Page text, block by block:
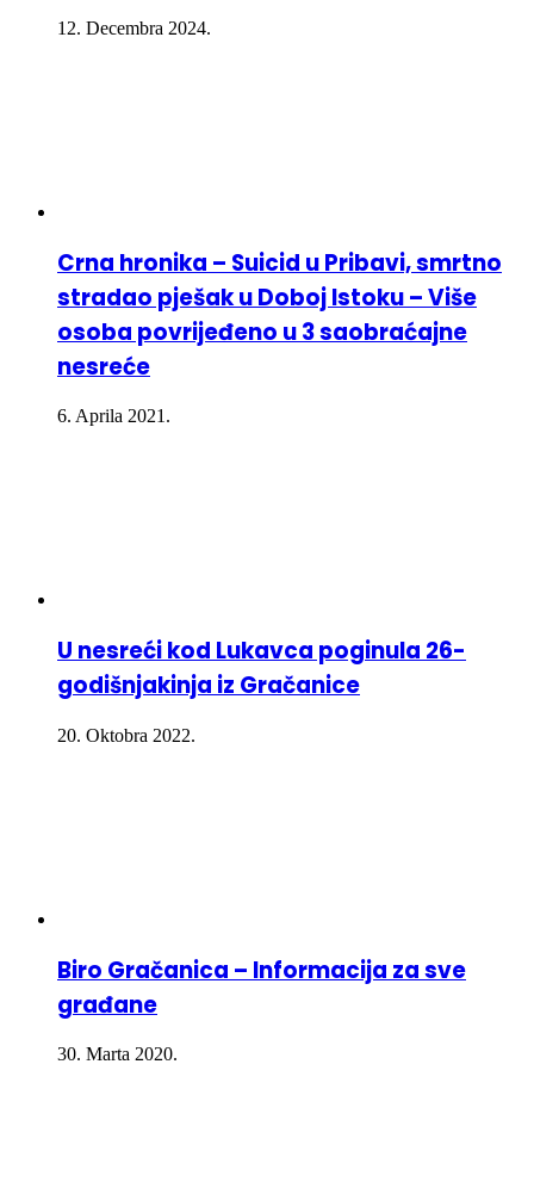
12. Decembra 2024.
Crna hronika – Suicid u Pribavi, smrtno
stradao pješak u Doboj Istoku – Više
osoba povrijeđeno u 3 saobraćajne
nesreće
6. Aprila 2021.
U nesreći kod Lukavca poginula 26-
godišnjakinja iz Gračanice
20. Oktobra 2022.
Biro Gračanica – Informacija za sve
građane
30. Marta 2020.